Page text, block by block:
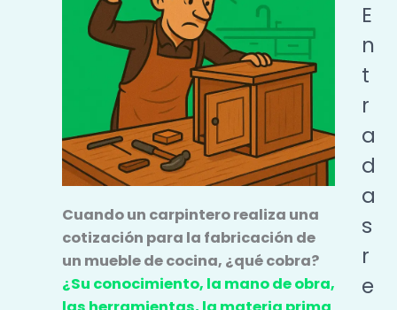
Cuando un carpintero realiza una
cotización para la fabricación de
un mueble de cocina, ¿qué cobra?
¿Su conocimiento, la mano de obra,
E
n
t
r
a
d
a
s
r
e